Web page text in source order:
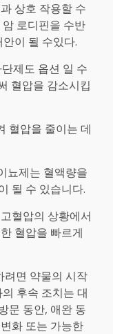
상호 작용할 수
로디핀을 수반
이 될 수있다.
제도 옵션 일 수
혈압을 감소시킵
혈압을 줄이는 데
뇨제는 혈액량을
될 수 있습니다.
혈압의 상황에서
혈압을 빠르게
려면 약물의 시작
후속 조치는 대
문 동안, 애완 동
화 또는 가능한